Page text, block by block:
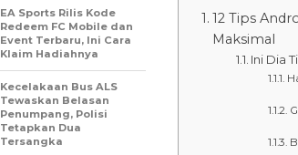
12 Tips
Maksimal
Ini Dia
EA Sports Rilis Kode
Redeem FC Mobile dan
Event Terbaru, Ini Cara
Klaim Hadiahnya
Kecelakaan Bus ALS
Tewaskan Belasan
Penumpang, Polisi
Tetapkan Dua
Tersangka